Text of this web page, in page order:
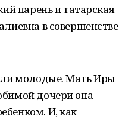
парень и татарская
в совершенстве
молодые. Мать Иры
дочери она
И, как